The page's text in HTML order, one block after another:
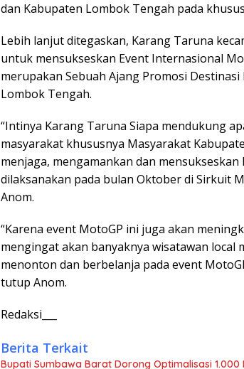
dan Kabupaten Lombok Tengah pada
Lebih lanjut ditegaskan, Karang Taruna
untuk mensukseskan Event Internasional
merupakan Sebuah Ajang Promosi
Lombok Tengah.
“Intinya Karang Taruna Siapa mendukung
masyarakat khususnya Masyarakat
menjaga, mengamankan dan
dilaksanakan pada bulan Oktober di Sirkuit
Anom.
“Karena event MotoGP ini juga akan
mengingat akan banyaknya wisatawan local
menonton dan berbelanja pada event
tutup Anom.
Redaksi___
Berita Terkait
Bupati Sumbawa Barat Dorong Optimalisasi 1.000